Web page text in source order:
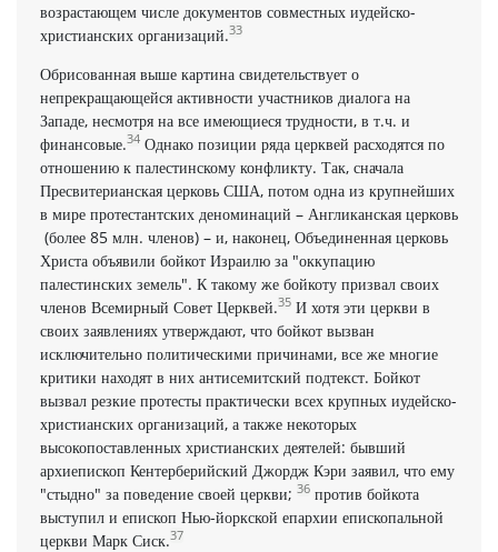
возрастающем числе документов совместных иудейско-
христианских организаций.33
Обрисованная выше картина свидетельствует о
непрекращающейся активности участников диалога на
Западе, несмотря на все имеющиеся трудности, в т.ч. и
финансовые.34 Однако позиции ряда церквей расходятся по
отношению к палестинскому конфликту. Так, сначала
Пресвитерианская церковь США, потом одна из крупнейших
в мире протестантских деноминаций – Англиканская церковь
­ (более 85 млн. членов) – и, наконец, Объединенная церковь
Христа объявили бойкот Израилю за "оккупацию
палестинских земель". К такому же бойкоту призвал своих
членов Всемирный Совет Церквей.35 И хотя эти церкви в
своих заявлениях утверждают, что бойкот вызван
исключительно политическими причинами, все же многие
критики находят в них антисемитский подтекст. Бойкот
вызвал резкие протесты практически всех крупных иудейско-
христианских организаций, а также некоторых
высокопоставленных христианских деятелей: бывший
архиепископ Кентерберийский Джордж Кэри заявил, что ему
"стыдно" за поведение своей церкви; 36 против бойкота
выступил и епископ Нью-йоркской епархии епископальной
церкви Марк Сиск.37